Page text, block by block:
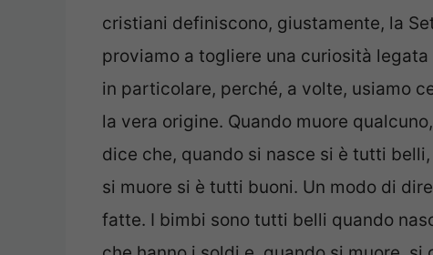
cristiani definiscono, giustamente, la
proviamo a togliere una curiosità
in particolare, perché, a volte, usiamo
la vera origine. Quando muore
dice che, quando si nasce si è tutti
si muore si è tutti buoni. Un modo di
fatte. I bimbi sono tutti belli quando